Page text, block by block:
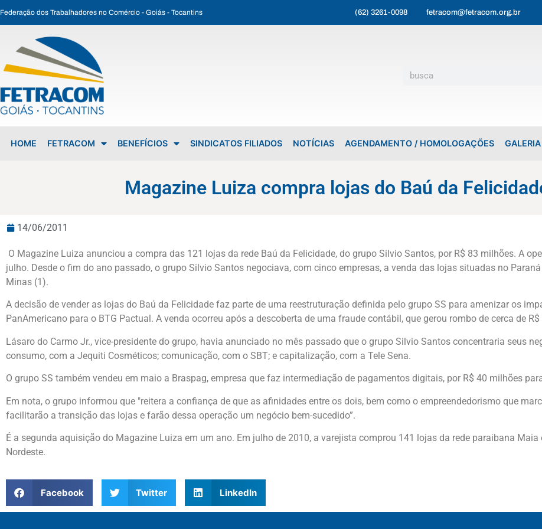
Federação dos Trabalhadores no Comércio - Goiás - Tocantins (62) 3261-0098 fetracom@fetracom.org.br
HOME FETRACOM BENEFÍCIOS SINDICATOS FILIADOS NOTÍCIAS AGENDAMENTO / HOMOLOGAÇÕES
Magazine Luiza compra lojas do Baú da
14/06/2011
O Magazine Luiza anunciou a compra das 121 lojas da rede Baú da Felicidade, do grupo Silvio Santos, por R$ 83 milhões. A
julho. Desde o fim do ano passado, o grupo Silvio Santos negociava, com cinco empresas, a venda das lojas situadas no
Minas (1).
A decisão de vender as lojas do Baú da Felicidade faz parte de uma reestruturação definida pelo grupo SS para amenizar os
PanAmericano para o BTG Pactual. A venda ocorreu após a descoberta de uma fraude contábil, que gerou rombo de cerca de
Lásaro do Carmo Jr., vice-presidente do grupo, havia anunciado no mês passado que o grupo Silvio Santos concentraria seus
consumo, com a Jequiti Cosméticos; comunicação, com o SBT; e capitalização, com a Tele Sena.
O grupo SS também vendeu em maio a Braspag, empresa que faz intermediação de pagamentos digitais, por R$ 40 milhões
Em nota, o grupo informou que "reitera a confiança de que as afinidades entre os dois, bem como o empreendedorismo que
facilitarão a transição das lojas e farão dessa operação um negócio bem-sucedido”.
É a segunda aquisição do Magazine Luiza em um ano. Em julho de 2010, a varejista comprou 141 lojas da rede paraibana
Nordeste.
Facebook Twitter LinkedIn